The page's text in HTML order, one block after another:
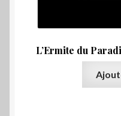
L’Ermite du